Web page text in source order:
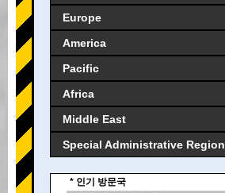
Europe
America
Pacific
Africa
Middle East
Special Administrative Region
* 인기 방문국